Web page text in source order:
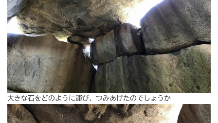
大きな石をどのように運び、つみあげたのでしょうか